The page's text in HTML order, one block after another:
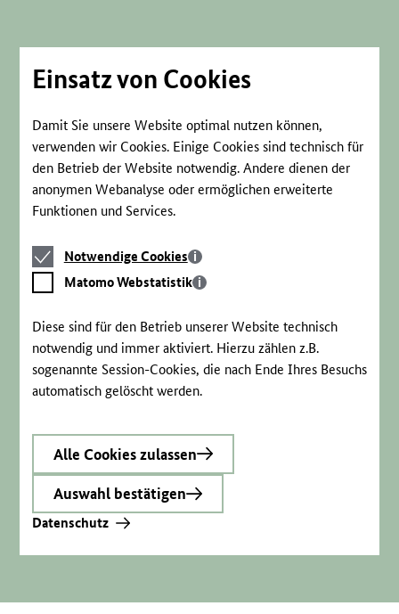
Einsatz von Cookies
Damit Sie unsere Website optimal nutzen können,
verwenden wir Cookies. Einige Cookies sind technisch für
den Betrieb der Website notwendig. Andere dienen der
anonymen Webanalyse oder ermöglichen erweiterte
Funktionen und Services.
Notwendige
Cookies
Notwendige Cookies
Matomo
Webstatistik
Matomo Webstatistik
Diese sind für den Betrieb unserer Website technisch
notwendig und immer aktiviert. Hierzu zählen z.B.
sogenannte Session-Cookies, die nach Ende Ihres Besuchs
automatisch gelöscht werden.
Alle Cookies zulassen
Auswahl bestätigen
Datenschutz